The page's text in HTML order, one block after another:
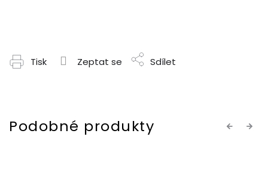
Tisk Zeptat se Sdílet
Previous
Next